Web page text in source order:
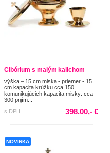
Cibórium s malým kalichom
výška – 15 cm miska - priemer - 15
cm kapacita krúžku cca 150
komunikujúcich kapacita misky: cca
300 prijím...
s DPH
398.00,- €
NOVINKA